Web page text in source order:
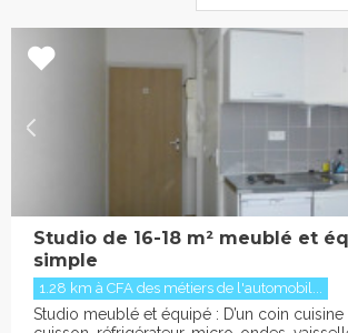
Studio de 16-18 m² meublé et
simple
1.28 km à CFA des métiers de l'automobil...
Studio meublé et équipé : D’un coin